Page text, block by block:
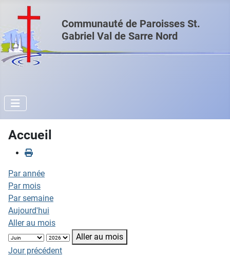
Communauté de Paroisses St.
Gabriel Val de Sarre Nord
Accueil
Par année
Par mois
Par semaine
Aujourd'hui
Aller au mois
Aller au mois
Jour précédent